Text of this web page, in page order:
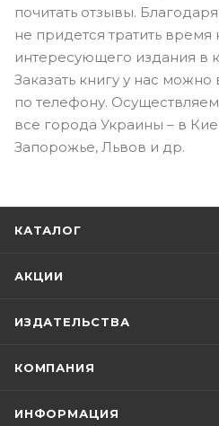
почитать отзывы.
не придется тратить время
интересующего издания в
Заказать книгу у нас
по телефону.
все города Украины – в
Запорожье, Львов и др.
КАТАЛОГ
АКЦИИ
ИЗДАТЕЛЬСТВА
КОМПАНИЯ
ИНФОРМАЦИЯ